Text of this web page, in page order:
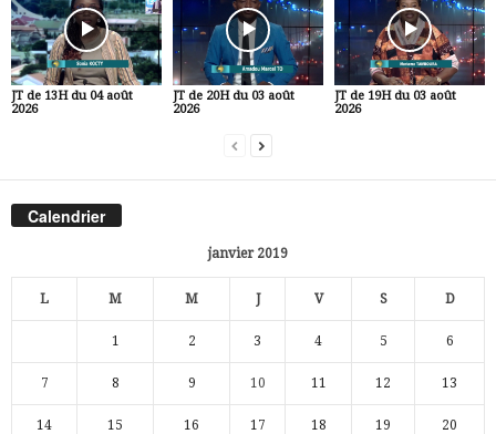
JT de 13H du 04 août
2026
JT de 20H du 03 août
2026
JT de 19H du 03 août
2026
Calendrier
janvier 2019
L M M J V S D
1 2 3 4 5 6
7 8 9 10 11 12 13
14 15 16 17 18 19 20